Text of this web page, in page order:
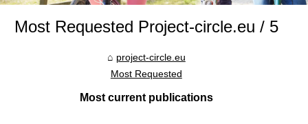
Most Requested Project-circle.eu / 5
project-circle.eu
Most Requested
Most current publications